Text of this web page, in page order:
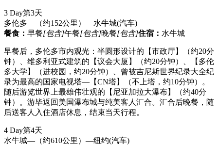
3 Day第3天
多伦多—（约152公里）—水牛城(汽车)
餐食： 早餐[包含]午餐[包含]晚餐[包含]住宿： 水牛城
早餐后，多伦多市内观光：半圆形设计的【市政厅】（约20分
钟）、维多利亚式建筑的【议会大厦】（约20分钟）、【多伦
多大学】（进校园，约20分钟）、曾被吉尼斯世界纪录大全纪
录为最高的国家电视塔—【CN塔】（不上塔，约10分钟）。
随后游览世界上最雄伟壮观的【尼亚加拉大瀑布】（约40分
钟）。游毕返回美国瀑布城与纯美客人汇合。汇合后晚餐，随
后送客人入住酒店休息，结束当天行程。
4 Day第4天
水牛城—（约610公里）—纽约(汽车)